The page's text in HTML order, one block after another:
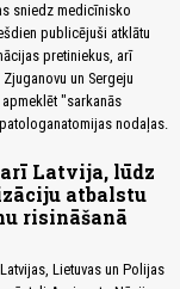
sniedz medicīnisko
publicējuši atklātu
pretiniekus, arī
un Sergeju
"sarkanās
nodaļas.
Latvija, lūdz
atbalstu
risināšanā
Lietuvas un Polijas